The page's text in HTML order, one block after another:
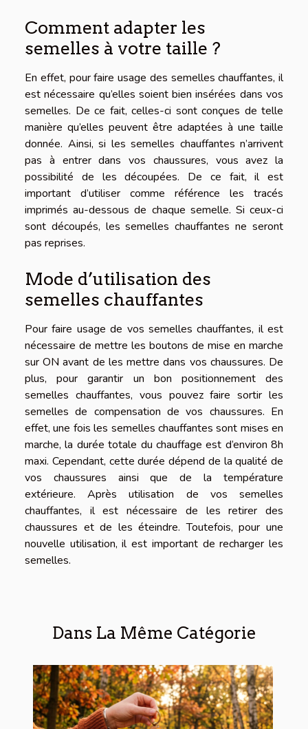
Comment adapter les
semelles à votre taille ?
En effet, pour faire usage des semelles chauffantes, il
est nécessaire qu’elles soient bien insérées dans vos
semelles. De ce fait, celles-ci sont conçues de telle
manière qu’elles peuvent être adaptées à une taille
donnée. Ainsi, si les semelles chauffantes n’arrivent
pas à entrer dans vos chaussures, vous avez la
possibilité de les découpées. De ce fait, il est
important d’utiliser comme référence les tracés
imprimés au-dessous de chaque semelle. Si ceux-ci
sont découpés, les semelles chauffantes ne seront
pas reprises.
Mode d’utilisation des
semelles chauffantes
Pour faire usage de vos semelles chauffantes, il est
nécessaire de mettre les boutons de mise en marche
sur ON avant de les mettre dans vos chaussures. De
plus, pour garantir un bon positionnement des
semelles chauffantes, vous pouvez faire sortir les
semelles de compensation de vos chaussures. En
effet, une fois les semelles chauffantes sont mises en
marche, la durée totale du chauffage est d’environ 8h
maxi. Cependant, cette durée dépend de la qualité de
vos chaussures ainsi que de la température
extérieure. Après utilisation de vos semelles
chauffantes, il est nécessaire de les retirer des
chaussures et de les éteindre. Toutefois, pour une
nouvelle utilisation, il est important de recharger les
semelles.
Dans La Même Catégorie